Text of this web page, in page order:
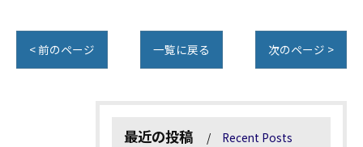
< 前のページ 一覧に戻る 次のページ >
最近の投稿 Recent Posts